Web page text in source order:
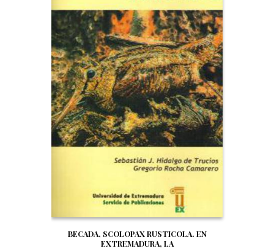
BECADA, SCOLOPAX RUSTICOLA. EN
EXTREMADURA, LA